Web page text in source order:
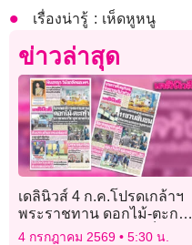
เรื่องน่ารู้ : เห็ดหูหนู
ข่าวล่าสุด
เดลินิวส์ 4 ก.ค.โปรดเกล้าฯ
พระราชทาน ดอกไม้-ตะกร้า
ถวายพระภิกษุรถชนเจ็บ
4 กรกฎาคม 2569 5:30 น.